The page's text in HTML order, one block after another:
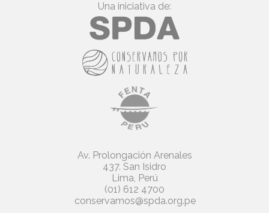
Una iniciativa de:
Av. Prolongación Arenales
437. San Isidro
Lima, Perú
(01) 612 4700
conservamos@spda.org.pe